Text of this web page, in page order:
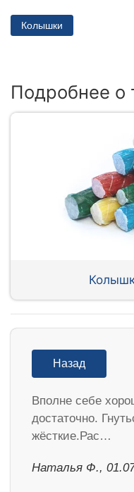
Колышки
Подробнее о
Назад
Вполне себе
достаточно.
жёсткие.Рас…
Наталья Ф.,